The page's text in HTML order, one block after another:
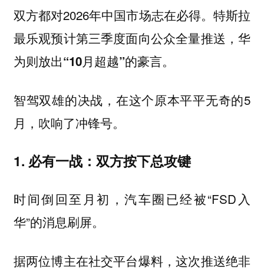
双方都对2026年中国市场志在必得。 特斯拉
最乐观预计第三季度面向公众全量推送，华
为则放出“10月超越”的豪言。
智驾双雄的决战，在这个原本平平无奇的5
月，吹响了冲锋号。
1. 必有一战：双方按下总攻键
时间倒回至月初，汽车圈已经被“FSD入
华”的消息刷屏。
据两位博主在社交平台爆料，这次推送绝非